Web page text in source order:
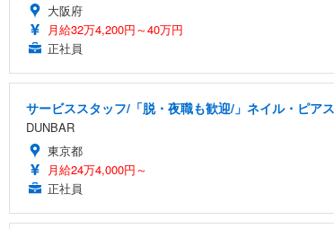
大阪府
月給32万4,200円～40万円
正社員
サービススタッフ/「脱・夜職も歓迎/」ネイル・ピア
DUNBAR
東京都
月給24万4,000円～
正社員